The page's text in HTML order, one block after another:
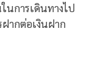
นการเดินทางไป
ากต่อเงินฝาก